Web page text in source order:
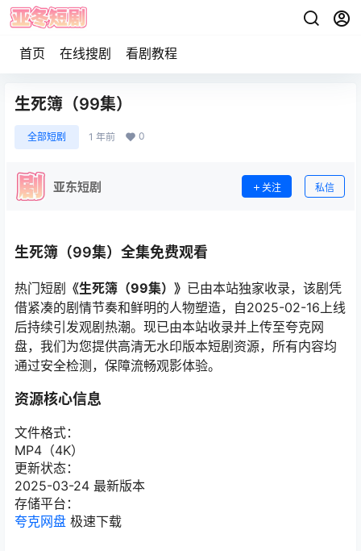
首页 在线搜剧 看剧教程
生死簿（99集）
全部短剧 1 年前 0
亚东短剧 关注 私信
生死簿（99集）全集免费观看
热门短剧 《生死簿（99集）》 已由本站独家收录，该剧凭
借紧凑的剧情节奏和鲜明的人物塑造，自2025-02-16上线
后持续引发观剧热潮。现已由本站收录并上传至夸克网
盘，我们为您提供高清无水印版本短剧资源，所有内容均
通过安全检测，保障流畅观影体验。
资源核心信息
文件格式：
MP4（4K）
更新状态：
2025-03-24 最新版本
存储平台：
夸克网盘 极速下载